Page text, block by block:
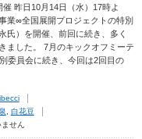
昨日10月14日（水）17時よ
業∞全国展開プロジェクトの特別
氏）を開催、前回に続き、多く
ました。 7月のキックオフミーテ
委員会に続き、今回は2回目の
白花豆
せん